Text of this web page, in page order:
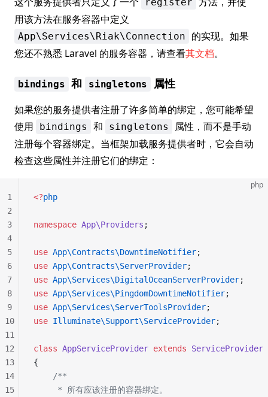
用该方法在服务容器中定义
App\Services\Riak\Connection
的实现。如果
您还不熟悉 Laravel 的服务容器，请查看其文档。
bindings 和 singletons 属性
如果您的服务提供者注册了许多简单的绑定，您可能希望
使用
bindings 和 singletons
属性，而不是手动
注册每个容器绑定。当框架加载服务提供者时，它会自动
检查这些属性并注册它们的绑定：
php
<?php
namespace App\Providers ;
use App\Contracts\DowntimeNotifier;
use App\Contracts\ServerProvider;
use App\Services\DigitalOceanServerProvider;
use App\Services\PingdomDowntimeNotifier;
use App\Services\ServerToolsProvider;
use Illuminate\Support\ServiceProvider;
class AppServiceProvider extends ServiceProvider
{
    /**
     * 所有应该注册的容器绑定。
1
2
3
4
5
6
7
8
9
10
11
12
13
14
15